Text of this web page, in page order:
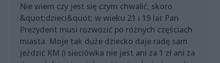
Nie wiem czy jest się czym chwalić, skoro
&quot;dzieci&quot; w wieku 21 i 19 lat Pan
Prezydent musi rozwozić po różnych częściach
miasta. Moje tak duże dziecko daje radę sam
jeżdzić KM (i sieciówka nie jest ani za 1 zł ani za